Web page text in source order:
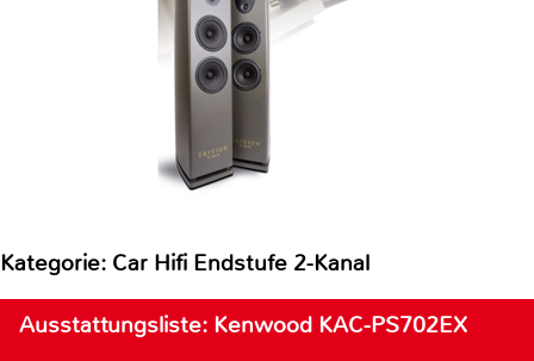
Kategorie: Car Hifi Endstufe 2-Kanal
Ausstattungsliste: Kenwood KAC-PS702EX